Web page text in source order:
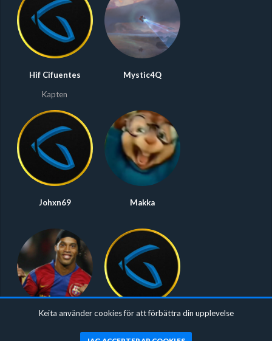
Hif Cifuentes
Kapten
Mystic4Q
Johxn69 Makka
Keita använder cookies för att förbättra din upplevelse